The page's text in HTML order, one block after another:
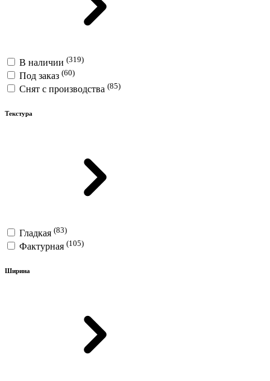
В наличии (319)
Под заказ (60)
Снят с производства (85)
Текстура
Гладкая (83)
Фактурная (105)
Ширина